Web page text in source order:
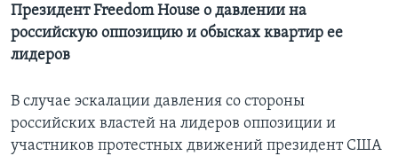
Языки
Президент Freedom House о давлении на
российскую оппозицию и обысках квартир ее
лидеров
В случае эскалации давления со стороны
российских властей на лидеров оппозиции и
участников протестных движений президент США